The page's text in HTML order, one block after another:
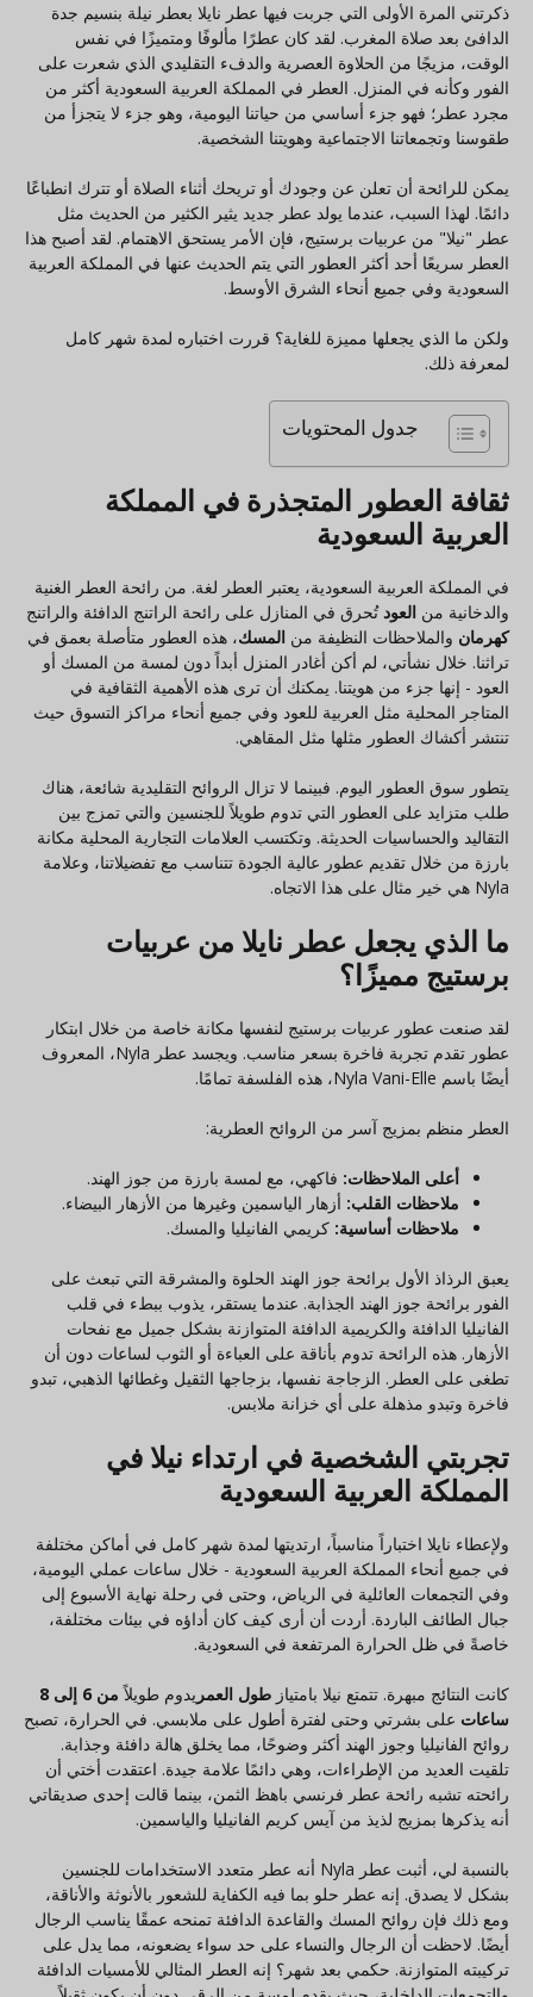
ذكرتني المرة الأولى التي جربت فيها عطر نايلا بعطر نيلة بنسيم جدة
الدافئ بعد صلاة المغرب. لقد كان عطرًا مألوفًا ومتميزًا في نفس
الوقت، مزيجًا من الحلاوة العصرية والدفء التقليدي الذي شعرت على
الفور وكأنه في المنزل. العطر في المملكة العربية السعودية أكثر من
مجرد عطر؛ فهو جزء أساسي من حياتنا اليومية، وهو جزء لا يتجزأ من
طقوسنا وتجمعاتنا الاجتماعية وهويتنا الشخصية.
يمكن للرائحة أن تعلن عن وجودك أو تريحك أثناء الصلاة أو تترك انطباعًا
دائمًا. لهذا السبب، عندما يولد عطر جديد يثير الكثير من الحديث مثل
عطر "نيلا" من عربيات برستيج، فإن الأمر يستحق الاهتمام. لقد أصبح هذا
العطر سريعًا أحد أكثر العطور التي يتم الحديث عنها في المملكة العربية
السعودية وفي جميع أنحاء الشرق الأوسط.
ولكن ما الذي يجعلها مميزة للغاية؟ قررت اختباره لمدة شهر كامل
لمعرفة ذلك.
جدول المحتويات
ثقافة العطور المتجذرة في المملكة
العربية السعودية
في المملكة العربية السعودية، يعتبر العطر لغة. من رائحة العطر الغنية
والدخانية من العودتُحرق في المنازل على رائحة الراتنج الدافئة والراتنج
كهرمان والملاحظات النظيفة من المسك، هذه العطور متأصلة بعمق في
تراثنا. خلال نشأتي، لم أكن أغادر المنزل أبداً دون لمسة من المسك أو
العود - إنها جزء من هويتنا. يمكنك أن ترى هذه الأهمية الثقافية في
المتاجر المحلية مثل العربية للعود وفي جميع أنحاء مراكز التسوق حيث
تنتشر أكشاك العطور مثلها مثل المقاهي.
يتطور سوق العطور اليوم. فبينما لا تزال الروائح التقليدية شائعة، هناك
طلب متزايد على العطور التي تدوم طويلاً للجنسين والتي تمزج بين
التقاليد والحساسيات الحديثة. وتكتسب العلامات التجارية المحلية مكانة
بارزة من خلال تقديم عطور عالية الجودة تتناسب مع تفضيلاتنا، وعلامة
Nyla هي خير مثال على هذا الاتجاه.
ما الذي يجعل عطر نايلا من عربيات
برستيج مميزًا؟
لقد صنعت عطور عربيات برستيج لنفسها مكانة خاصة من خلال ابتكار
عطور تقدم تجربة فاخرة بسعر مناسب. ويجسد عطر Nyla، المعروف
أيضًا باسم Nyla Vani-Elle، هذه الفلسفة تمامًا.
العطر منظم بمزيج آسر من الروائح العطرية:
أعلى الملاحظات: فاكهي، مع لمسة بارزة من جوز الهند.
ملاحظات القلب: أزهار الياسمين وغيرها من الأزهار البيضاء.
ملاحظات أساسية: كريمي الفانيليا والمسك.
يعبق الرذاذ الأول برائحة جوز الهند الحلوة والمشرقة التي تبعث على
الفور برائحة جوز الهند الجذابة. عندما يستقر، يذوب ببطء في قلب
الفانيليا الدافئة والكريمية الدافئة المتوازنة بشكل جميل مع نفحات
الأزهار. هذه الرائحة تدوم بأناقة على العباءة أو الثوب لساعات دون أن
تطغى على العطر. الزجاجة نفسها، بزجاجها الثقيل وغطائها الذهبي، تبدو
فاخرة وتبدو مذهلة على أي خزانة ملابس.
تجربتي الشخصية في ارتداء نيلا في
المملكة العربية السعودية
ولإعطاء نايلا اختباراً مناسباً، ارتديتها لمدة شهر كامل في أماكن مختلفة
في جميع أنحاء المملكة العربية السعودية - خلال ساعات عملي اليومية،
وفي التجمعات العائلية في الرياض، وحتى في رحلة نهاية الأسبوع إلى
جبال الطائف الباردة. أردت أن أرى كيف كان أداؤه في بيئات مختلفة،
خاصةً في ظل الحرارة المرتفعة في السعودية.
كانت النتائج مبهرة. تتمتع نيلا بامتياز طول العمر يدوم طويلاً
من 6 إلى 8
ساعات على بشرتي وحتى لفترة أطول على ملابسي. في الحرارة، تصبح
روائح الفانيليا وجوز الهند أكثر وضوحًا، مما يخلق هالة دافئة وجذابة.
تلقيت العديد من الإطراءات، وهي دائمًا علامة جيدة. اعتقدت أختي أن
رائحته تشبه رائحة عطر فرنسي باهظ الثمن، بينما قالت إحدى صديقاتي
أنه يذكرها بمزيج لذيذ من آيس كريم الفانيليا والياسمين.
بالنسبة لي، أثبت عطر Nyla أنه عطر متعدد الاستخدامات للجنسين
بشكل لا يصدق. إنه عطر حلو بما فيه الكفاية للشعور بالأنوثة والأناقة،
ومع ذلك فإن روائح المسك والقاعدة الدافئة تمنحه عمقًا يناسب الرجال
أيضًا. لاحظت أن الرجال والنساء على حد سواء يضعونه، مما يدل على
تركيبته المتوازنة. حكمي بعد شهر؟ إنه العطر المثالي للأمسيات الدافئة